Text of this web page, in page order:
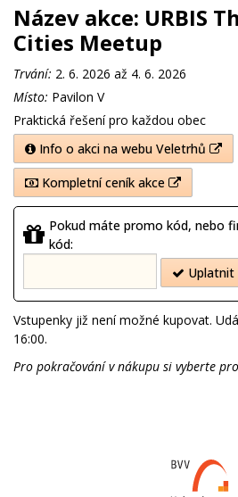
Název akce: URBIS
Cities Meetup
Trvání: 2. 6. 2026 až 4. 6. 2026
Místo: Pavilon V
Praktická řešení pro každou obec
Info o akci na webu Veletrhů
Kompletní ceník akce
Pokud máte promo kód, nebo
kód:
Uplatnit
Vstupenky již není možné kupovat.
16:00.
Pro pokračování v nákupu si vyberte